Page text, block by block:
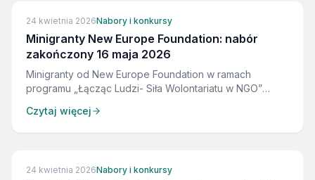
24 kwietnia 2026Nabory i konkursy
Minigranty New Europe Foundation: nabór
zakończony 16 maja 2026
Minigranty od New Europe Foundation w ramach
programu „Łącząc Ludzi- Siła Wolontariatu w NGO”
nagrodzimy 5 najlepszych wniosków!
Czytaj więcej
24 kwietnia 2026Nabory i konkursy